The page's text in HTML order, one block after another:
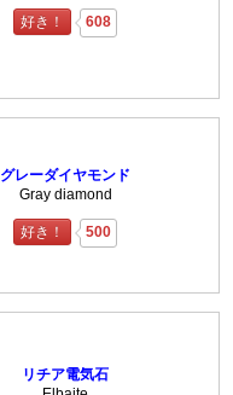
好き！ 608
グレーダイヤモンド
Gray diamond
好き！ 500
リチア電気石